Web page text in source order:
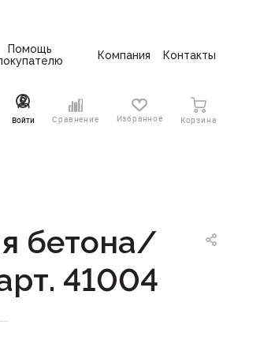
Помощь
Компания Контакты
Войти Сравнение Избранное Корзина
бетона/
41004
—